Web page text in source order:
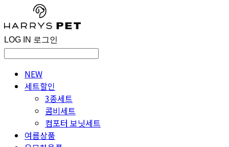
LOG IN 로그인
NEW
세트할인
3종세트
콤비세트
컴포터 보닛세트
여름상품